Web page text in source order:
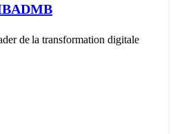
de la transformation digitale